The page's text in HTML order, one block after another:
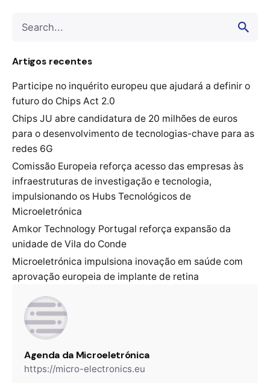
for
Artigos recentes
Participe no inquérito europeu que ajudará a definir o
futuro do Chips Act 2.0
Chips JU abre candidatura de 20 milhões de euros
para o desenvolvimento de tecnologias-chave para as
redes 6G
Comissão Europeia reforça acesso das empresas às
infraestruturas de investigação e tecnologia,
impulsionando os Hubs Tecnológicos de
Microeletrónica
Amkor Technology Portugal reforça expansão da
unidade de Vila do Conde
Microeletrónica impulsiona inovação em saúde com
aprovação europeia de implante de retina
Agenda da Microeletrónica
https://micro-electronics.eu